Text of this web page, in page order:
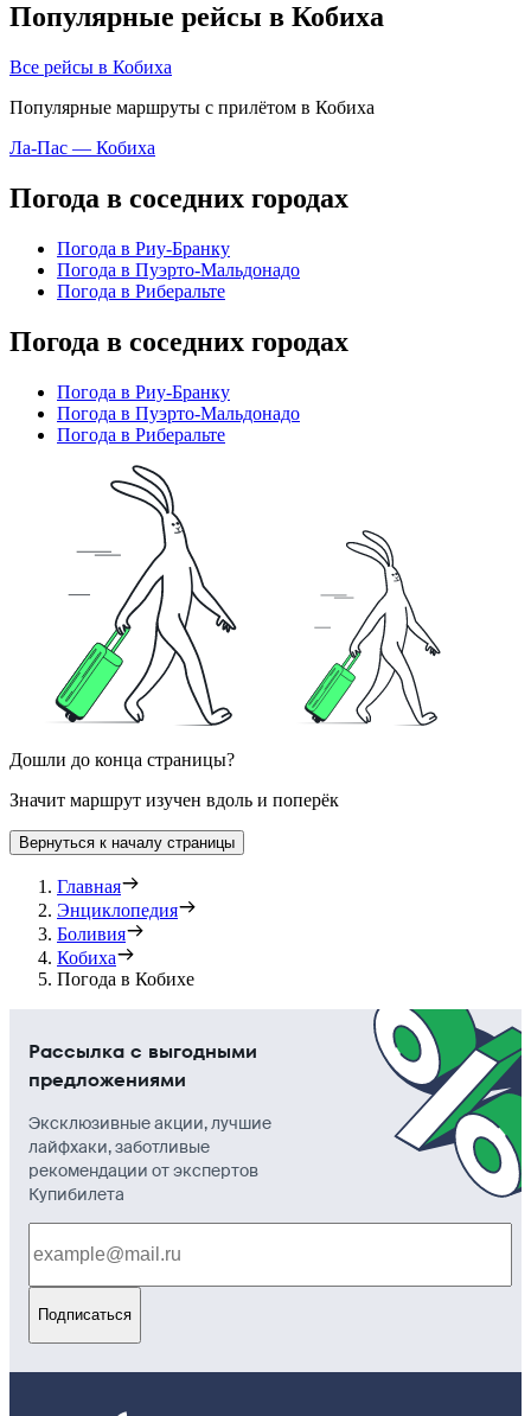
Популярные рейсы в Кобиха
Все рейсы в Кобиха
Популярные маршруты с прилётом в Кобиха
Ла-Пас — Кобиха
Погода в соседних городах
Погода в Риу-Бранку
Погода в Пуэрто-Мальдонадо
Погода в Риберальте
Погода в соседних городах
Погода в Риу-Бранку
Погода в Пуэрто-Мальдонадо
Погода в Риберальте
Дошли до конца страницы?
Значит маршрут изучен вдоль и поперёк
Вернуться к началу страницы
Главная
Энциклопедия
Боливия
Кобиха
Погода в Кобихе
Рассылка с выгодными
предложениями
Эксклюзивные акции, лучшие
лайфхаки, заботливые
рекомендации от экспертов
Купибилета
Подписаться